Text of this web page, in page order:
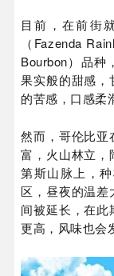
目前，在前街
（Fazenda
Bourbon）品种
果实般的甜感，
的苦感，口感柔
然而，哥伦比亚
富，火山林立，
第斯山脉上，
区，昼夜的温
间被延长，在
更高，风味也会